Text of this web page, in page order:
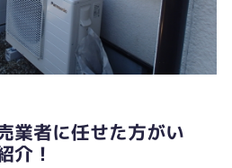
業者に任せた方がい
介！